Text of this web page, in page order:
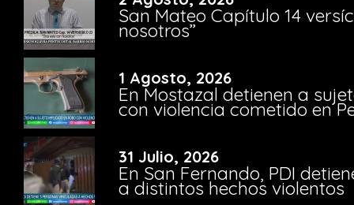
San Mateo Capítulo 14
nosotros”
1 Agosto, 2026
En Mostazal detienen a
con violencia cometido en
31 Julio, 2026
En San Fernando, PDI
a distintos hechos violentos